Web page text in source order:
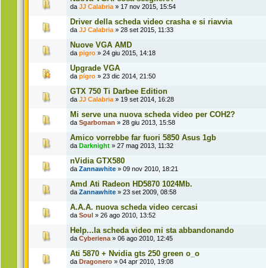
da JJ Calabria » 17 nov 2015, 15:54
Driver della scheda video crasha e si riavvia
da JJ Calabria » 28 set 2015, 11:33
Nuove VGA AMD
da pigro » 24 giu 2015, 14:18
Upgrade VGA
da pigro » 23 dic 2014, 21:50
GTX 750 Ti Darbee Edition
da JJ Calabria » 19 set 2014, 16:28
Mi serve una nuova scheda video per COH2?
da Sgarboman » 28 giu 2013, 15:58
Amico vorrebbe far fuori 5850 Asus 1gb
da Darknight » 27 mag 2013, 11:32
nVidia GTX580
da Zannawhite » 09 nov 2010, 18:21
Amd Ati Radeon HD5870 1024Mb.
da Zannawhite » 23 set 2009, 08:58
A.A.A. nuova scheda video cercasi
da Soul » 26 ago 2010, 13:52
Help...la scheda video mi sta abbandonando
da Cyberiena » 06 ago 2010, 12:45
Ati 5870 + Nvidia gts 250 green o_o
da Dragonero » 04 apr 2010, 19:08